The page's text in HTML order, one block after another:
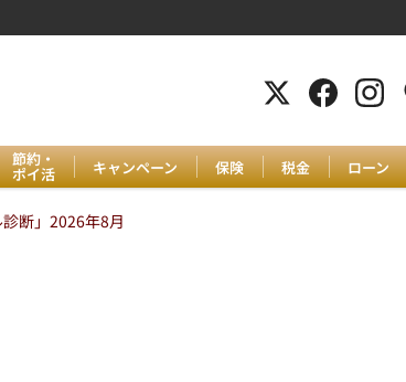
節約・
ポイ活 キャンペーン 保険 税金 ローン
断」2026年8月